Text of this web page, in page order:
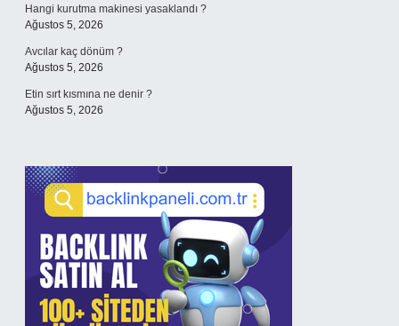
Hangi kurutma makinesi yasaklandı ?
Ağustos 5, 2026
Avcılar kaç dönüm ?
Ağustos 5, 2026
Etin sırt kısmına ne denir ?
Ağustos 5, 2026